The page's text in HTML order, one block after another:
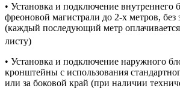
• Установка и подключение внутреннего
фреоновой магистрали до 2-х метров, без
(каждый последующий метр оплачивается
листу)
• Установка и подключение наружного
кронштейны с использования
или за боковой край (при наличии